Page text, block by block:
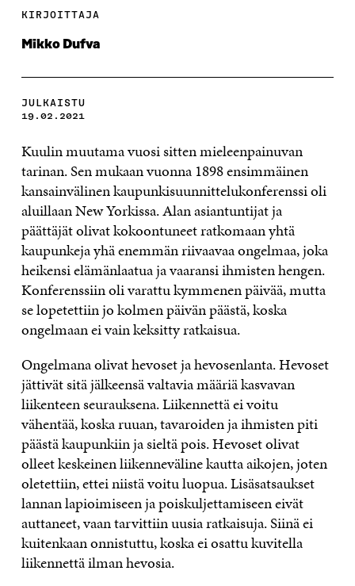
KIRJOITTAJA
Mikko Dufva
JULKAISTU
19.02.2021
Kuulin muutama vuosi sitten mieleenpainuvan
tarinan. Sen mukaan vuonna 1898 ensimmäinen
kansainvälinen kaupunkisuunnittelukonferenssi oli
aluillaan New Yorkissa. Alan asiantuntijat ja
päättäjät olivat kokoontuneet ratkomaan yhtä
kaupunkeja yhä enemmän riivaavaa ongelmaa, joka
heikensi elämänlaatua ja vaaransi ihmisten hengen.
Konferenssiin oli varattu kymmenen päivää, mutta
se lopetettiin jo kolmen päivän päästä, koska
ongelmaan ei vain keksitty ratkaisua.
Ongelmana olivat hevoset ja hevosenlanta. Hevoset
jättivät sitä jälkeensä valtavia määriä kasvavan
liikenteen seurauksena. Liikennettä ei voitu
vähentää, koska ruuan, tavaroiden ja ihmisten piti
päästä kaupunkiin ja sieltä pois. Hevoset olivat
olleet keskeinen liikenneväline kautta aikojen, joten
oletettiin, ettei niistä voitu luopua. Lisäsatsaukset
lannan lapioimiseen ja poiskuljettamiseen eivät
auttaneet, vaan tarvittiin uusia ratkaisuja. Siinä ei
kuitenkaan onnistuttu, koska ei osattu kuvitella
liikennettä ilman hevosia.